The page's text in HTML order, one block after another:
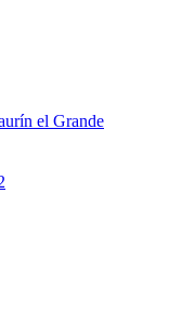
el Grande